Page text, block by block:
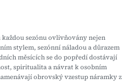
každou sezónu ovlivňovány nejen
stylem, sezónní náladou a důrazem
měsících se do popředí dostávají
spiritualita a návrat k osobním
obrovský vzestup náramky z